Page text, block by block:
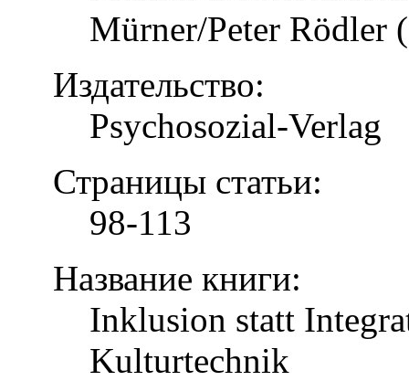
Mürner/Peter Rödler
Издательство:
Psychosozial-Verlag
Страницы статьи:
98-113
Название книги:
Inklusion statt
Kulturtechnik